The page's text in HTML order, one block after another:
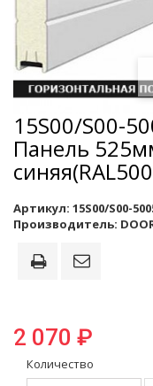
15S00/S00-
Панель
Артикул: 15S00/S00-
Производитель:
2 070 ₽
Количество